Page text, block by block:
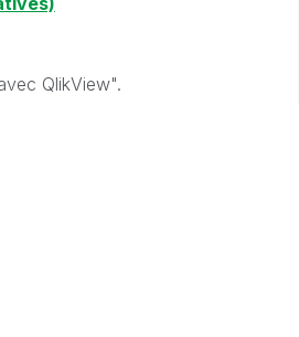
QlikView".